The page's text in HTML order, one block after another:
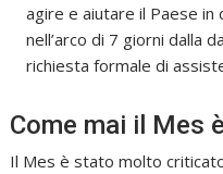
agire e aiutare il Paese
nell’arco di 7 giorni dalla
richiesta formale di
Come mai il Mes
Il Mes è stato molto